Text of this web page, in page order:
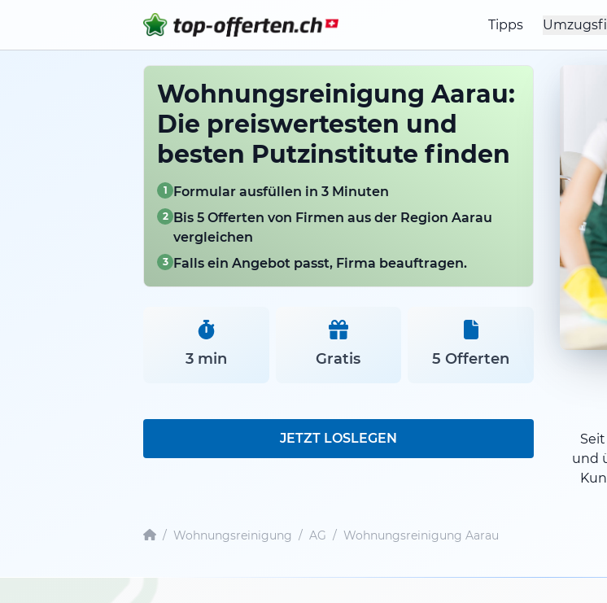
Tipps
Wohnungsreinigung Aarau:
Die preiswertesten und
besten Putzinstitute finden
1 Formular ausfüllen in 3 Minuten
2 Bis 5 Offerten von Firmen aus der Region Aarau
vergleichen
3 Falls ein Angebot passt, Firma beauftragen.
3 min Gratis 5 Offerten
JETZT LOSLEGEN Seit
und
/ Wohnungsreinigung / AG / Wohnungsreinigung Aarau